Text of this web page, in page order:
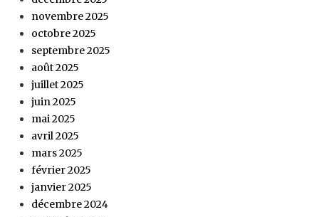
novembre 2025
octobre 2025
septembre 2025
août 2025
juillet 2025
juin 2025
mai 2025
avril 2025
mars 2025
février 2025
janvier 2025
décembre 2024